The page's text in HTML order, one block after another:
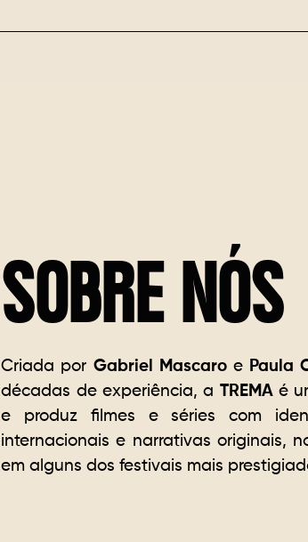
SOBRE NÓS
Criada por Gabriel Mascaroe Paula
décadas de experiência, a TREMAé
e produz filmes e séries com
internacionais e narrativas originais,
em alguns dos festivais mais